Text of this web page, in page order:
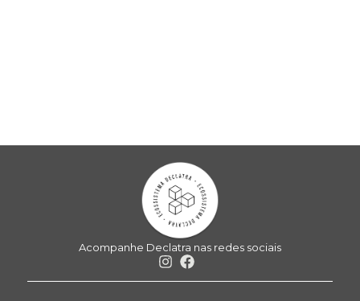
Acompanhe Declatra nas redes sociais